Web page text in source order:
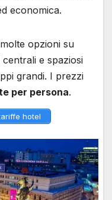
economica.
opzioni su
e spaziosi
grandi. I prezzi
per persona.
hotel